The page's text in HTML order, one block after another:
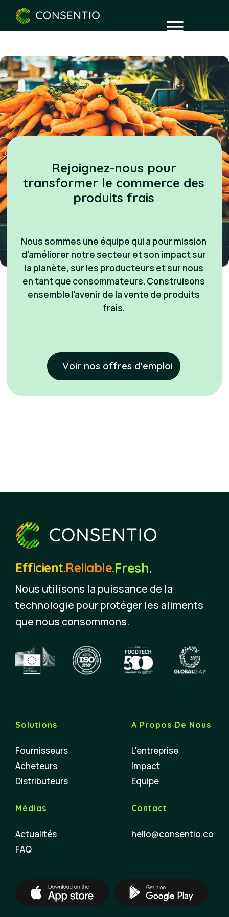
Rejoignez-nous pour
transformer le commerce des
produits frais
Nous sommes une équipe qui a pour mission
d'améliorer notre secteur et son impact sur
la planète, sur les producteurs et sur nous
en tant que consommateurs. Construisons
ensemble l'avenir de la vente de produits
frais.
Voir nos offres d'emploi
Efficient.Reliable.Fresh.
Nous utilisons la puissance de la
technologie pour protéger les aliments
que nous consommons.
Solutions
Fournisseurs
Acheteurs
Distributeurs
A Propos De Nous
L'entreprise
Impact
Équipe
Médias
Actualités
FAQ
Contact
hello@consentio.co